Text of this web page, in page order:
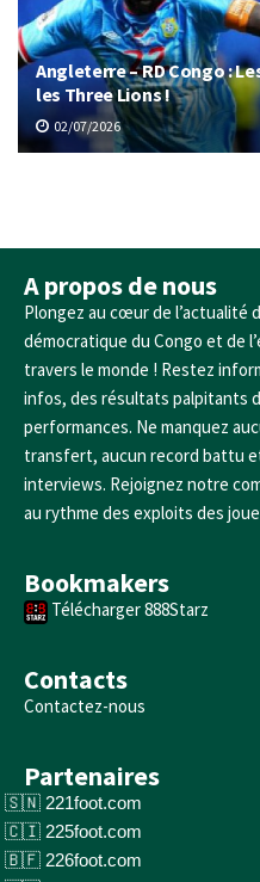
Angleterre – RD Congo :
les Three Lions !
02/07/2026
A propos de nous
Plongez au cœur de l’actualité
démocratique du Congo et de
travers le monde ! Restez
infos, des résultats palpitants
performances. Ne manquez
transfert, aucun record battu
interviews. Rejoignez notre
au rythme des exploits des
Bookmakers
Télécharger 888Starz
Contacts
Contactez-nous
Partenaires
221foot.com
225foot.com
226foot.com